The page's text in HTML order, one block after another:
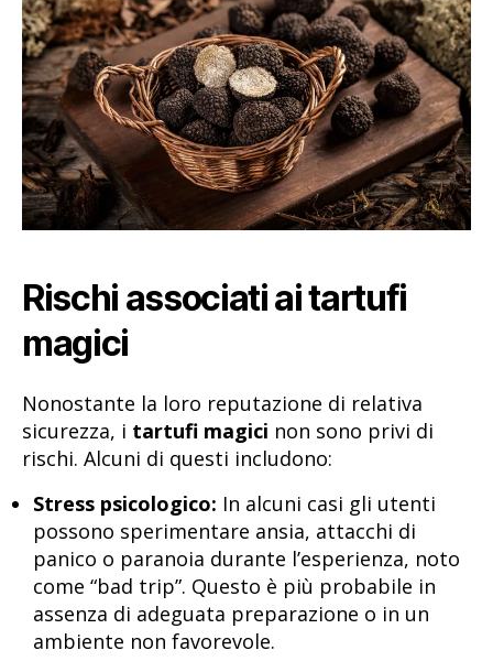
Rischi associati ai tartufi
magici
Nonostante la loro reputazione di relativa
sicurezza, i tartufi magici non sono privi di
rischi. Alcuni di questi includono:
Stress psicologico: In alcuni casi gli utenti
possono sperimentare ansia, attacchi di
panico o paranoia durante l’esperienza, noto
come “bad trip”. Questo è più probabile in
assenza di adeguata preparazione o in un
ambiente non favorevole.